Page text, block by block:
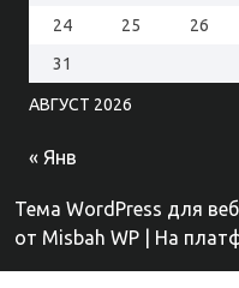
АВГУСТ 2026
24
25 26
31
« Янв
Тема WordPress для
от Misbah WP
| На